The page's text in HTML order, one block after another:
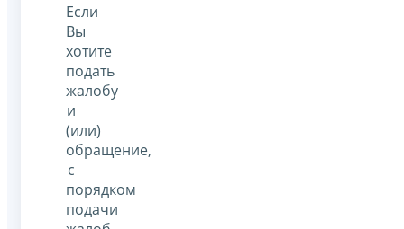
Если
Вы
хотите
подать
жалобу
и
(или)
обращение,
с
порядком
подачи